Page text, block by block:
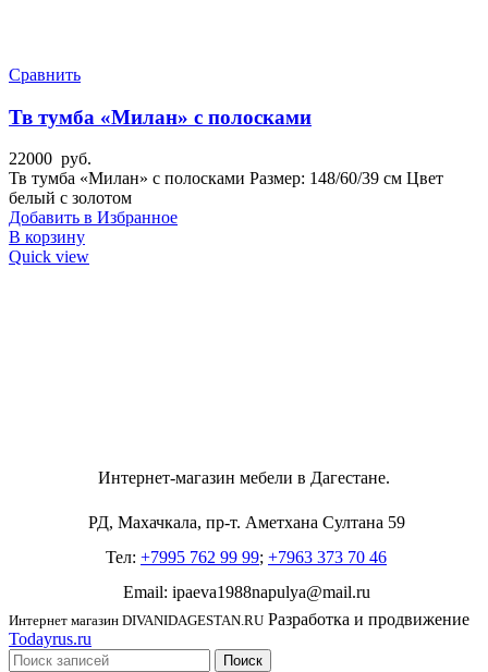
Сравнить
Тв тумба «Милан» с полосками
22000 руб.
Тв тумба «Милан» с полосками Размер: 148/60/39 см Цвет
белый с золотом
Добавить в Избранное
В корзину
Quick view
Интернет-магазин мебели в Дагестане.
РД, Махачкала, пр-т. Аметхана Султана 59
Тел: +7995 762 99 99; +7963 373 70 46
Email: ipaeva1988napulya@mail.ru
Интернет магазин DIVANIDAGESTAN.RU Разработка и продвижение
Todayrus.ru
Поиск